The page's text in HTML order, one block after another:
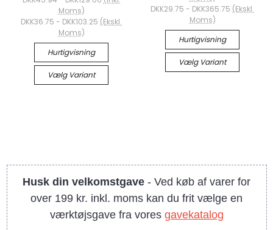
Moms)
DKK36.75 - DKK103.25 (Ekskl.
Moms)
Hurtigvisning
Vælg Variant
DKK29.75 - DKK365.75 (Ekskl.
Moms)
Hurtigvisning
Vælg Variant
Husk din velkomstgave - Ved køb af varer for
over 199 kr. inkl. moms kan du frit vælge en
værktøjsgave fra vores gavekatalog